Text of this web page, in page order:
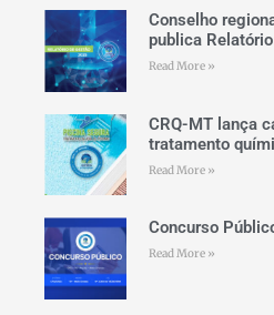
Conselho
publica
Read More »
CRQ-MT lança
tratamento
Read More »
Concurso
Read More »